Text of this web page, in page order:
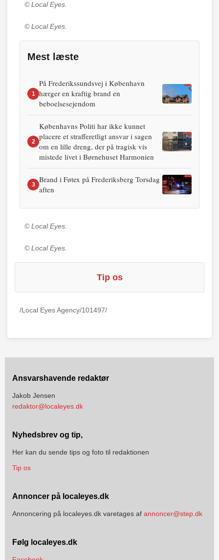
© Local Eyes.
© Local Eyes.
Mest læste
1
På Frederikssundsvej i København
hærger en kraftig brand en
beboelsesejendom
2
Københavns Politi har ikke kunnet
placere et strafferetligt ansvar i sagen
om en lille dreng, der på tragisk vis
mistede livet i Børnehuset Harmonien
3
Brand i Føtex på Frederiksberg Torsdag
aften
© Local Eyes.
© Local Eyes.
Tip os
/Local Eyes Agency/101497/
Ansvarshavende redaktør
Jakob Jensen
redaktor@localeyes.dk
Nyhedsbrev og tip,
Her kan du sende tips og foto til redaktionen
Tip os
Annoncer på localeyes.dk
Annoncering på localeyes.dk varetages af annoncer@step.dk
Følg localeyes.dk